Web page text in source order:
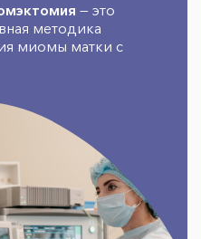
— это
методика
миомы матки с